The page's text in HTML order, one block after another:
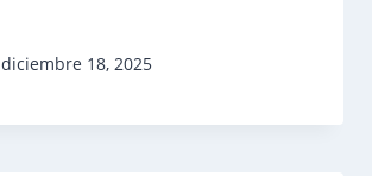
diciembre 18, 2025